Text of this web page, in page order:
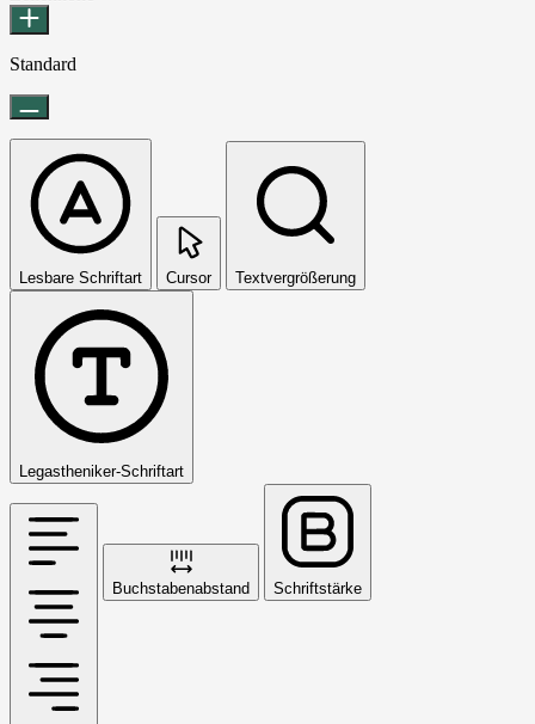
Standard
Lesbare Schriftart Cursor Textvergrößerung
Legastheniker-Schriftart
Buchstabenabstand Schriftstärke